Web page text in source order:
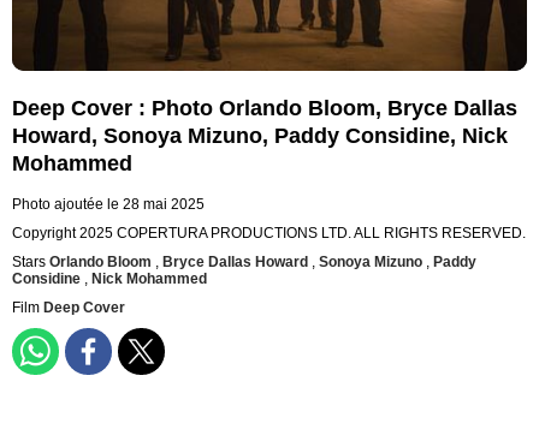
Deep Cover : Photo Orlando Bloom, Bryce Dallas
Howard, Sonoya Mizuno, Paddy Considine, Nick
Mohammed
Photo ajoutée le 28 mai 2025
Copyright 2025 COPERTURA PRODUCTIONS LTD. ALL RIGHTS RESERVED.
Stars Orlando Bloom , Bryce Dallas Howard , Sonoya Mizuno , Paddy
Considine , Nick Mohammed
Film Deep Cover